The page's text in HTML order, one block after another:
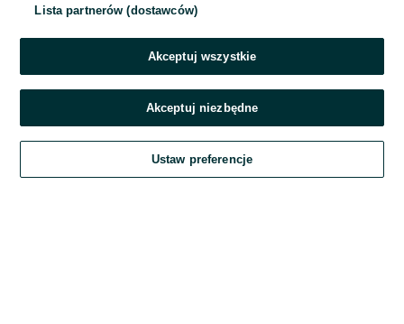
Nie pamiętasz hasła?
Zaloguj się
Kontynuując za pośrednictwem jednego z dostawców wskazanych powyżej,
Regulamin serwisu OLX.pl w jego aktualnym brzmieniu.
Lista partnerów (dostawców)
Akceptuj wszystkie
Akceptuj niezbędne
Ustaw preferencje